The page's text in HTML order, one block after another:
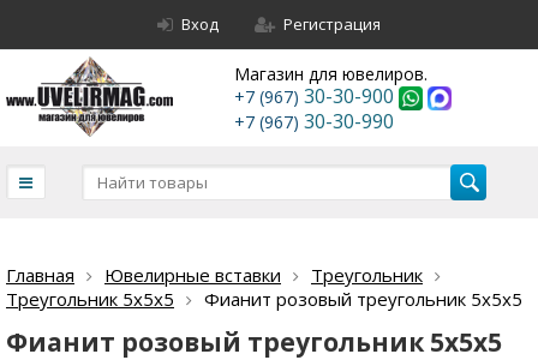
Вход Регистрация
Магазин для ювелиров.
+7 (967) 30-30-900
+7 (967) 30-30-990
Главная Ювелирные вставки
Треугольник
Треугольник 5х5х5
Фианит розовый треугольник 5х5х5
Фианит розовый треугольник 5х5х5